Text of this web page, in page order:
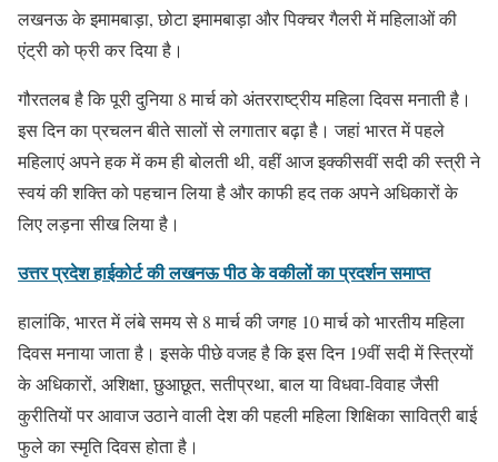
लखनऊ के इमामबाड़ा, छोटा इमामबाड़ा और पिक्चर गैलरी में महिलाओं की
एंट्री को फ्री कर दिया है।
गौरतलब है कि पूरी दुनिया 8 मार्च को अंतरराष्ट्रीय महिला दिवस मनाती है।
इस दिन का प्रचलन बीते सालों से लगातार बढ़ा है। जहां भारत में पहले
महिलाएं अपने हक में कम ही बोलती थी, वहीं आज इक्कीसवीं सदी की स्त्री ने
स्वयं की शक्ति को पहचान लिया है और काफी हद तक अपने अधिकारों के
लिए लड़ना सीख लिया है।
उत्तर प्रदेश हाईकोर्ट की लखनऊ पीठ के वकीलों का प्रदर्शन समाप्त
हालांकि, भारत में लंबे समय से 8 मार्च की जगह 10 मार्च को भारतीय महिला
दिवस मनाया जाता है। इसके पीछे वजह है कि इस दिन 19वीं सदी में स्त्रियों
के अधिकारों, अशिक्षा, छुआछूत, सतीप्रथा, बाल या विधवा-विवाह जैसी
कुरीतियों पर आवाज उठाने वाली देश की पहली महिला शिक्षिका सावित्री बाई
फुले का स्मृति दिवस होता है।